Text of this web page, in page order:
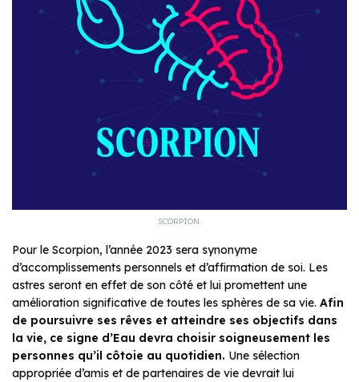
SCORPION.
Pour le Scorpion, l’année 2023 sera synonyme
d’accomplissements personnels et d’affirmation de soi. Les
astres seront en effet de son côté et lui promettent une
amélioration significative de toutes les sphères de sa vie. Afin
de poursuivre ses rêves et atteindre ses objectifs dans
la vie, ce signe d’Eau devra choisir soigneusement les
personnes qu’il côtoie au quotidien. Une sélection
appropriée d’amis et de partenaires de vie devrait lui